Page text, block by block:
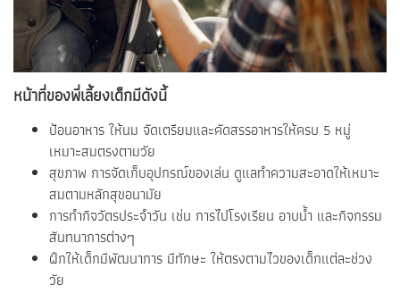
หน้าที่ของพี่เลี้ยงเด็กมีดังนี้
ป้อนอาหาร ให้นม จัดเตรียมและคัดสรรอาหารให้ครบ 5 หมู่
เหมาะสมตรงตามวัย
สุขภาพ การจัดเก็บอุปกรณ์ของเล่น ดูแลทำความสะอาดให้เหมาะ
สมตามหลักสุขอนามัย
การทำกิจวัตรประจำวัน เช่น การไปโรงเรียน อาบน้ำ และกิจกรรม
สันทนาการต่างๆ
ฝึกให้เด็กมีพัฒนาการ มีทักษะ ให้ตรงตามไวของเด็กแต่ละช่วง
วัย